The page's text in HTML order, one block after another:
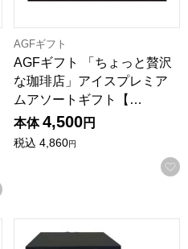
お気に入りに登録する
AGFギフト
AGFギフト 「ちょっと贅沢
な珈琲店」アイスプレミア
ムアソートギフト【…
本体 4,500円
税込 4,860円